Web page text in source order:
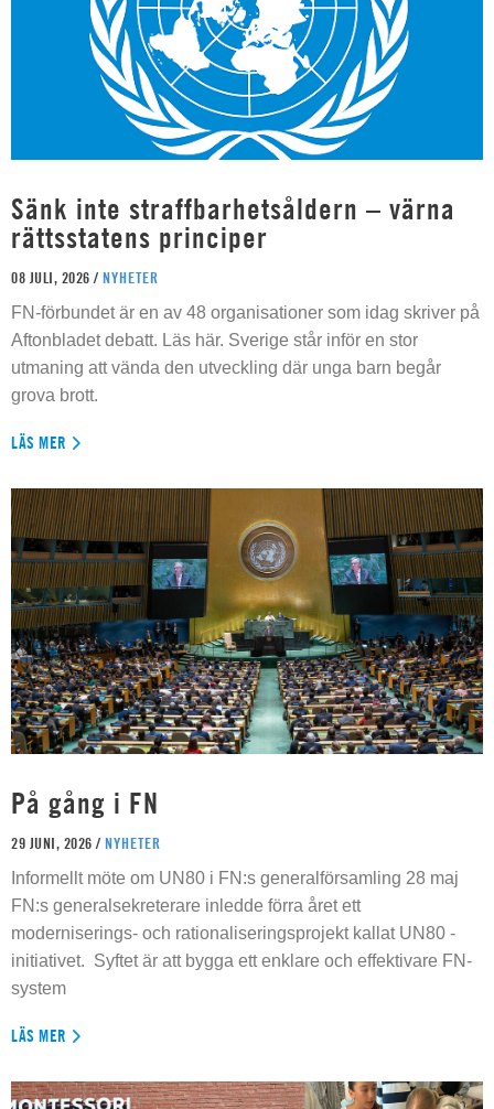
Sänk inte straffbarhetsåldern – värna
rättsstatens principer
08 JULI, 2026 / NYHETER
FN-förbundet är en av 48 organisationer som idag skriver på
Aftonbladet debatt. Läs här. Sverige står inför en stor
utmaning att vända den utveckling där unga barn begår
grova brott.
LÄS MER
På gång i FN
29 JUNI, 2026 / NYHETER
Informellt möte om UN80 i FN:s generalförsamling 28 maj
FN:s generalsekreterare inledde förra året ett
moderniserings- och rationaliseringsprojekt kallat UN80 -
initiativet. Syftet är att bygga ett enklare och effektivare FN-
system
LÄS MER